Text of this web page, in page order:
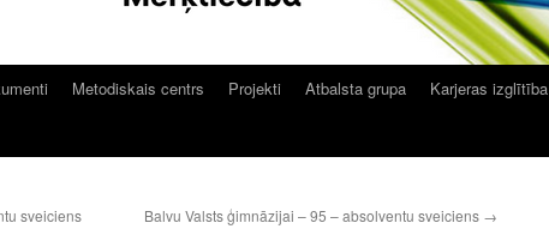
Metodiskais centrs Projekti Atbalsta grupa Karjeras izglītība
sveiciens Balvu Valsts ģimnāzijai – 95 – absolventu sveiciens →